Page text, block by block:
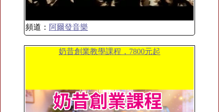
頻道： 阿爾發音樂
奶昔創業教學課程，7800元起